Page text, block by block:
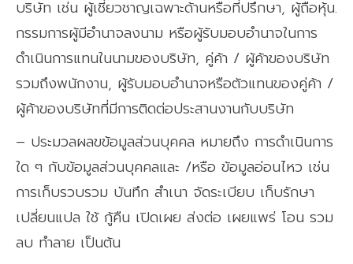
บริษัท เช่น ผู้เชี่ยวชาญเฉพาะด้านหรือที่ปรึกษา, ผู้ถือหุ้น.
กรรมการผู้มีอำนาจลงนาม หรือผู้รับมอบอำนาจในการ
ดำเนินการแทนในนามของบริษัท, คู่ค้า / ผู้ค้าของบริษัท
รวมถึงพนักงาน, ผู้รับมอบอำนาจหรือตัวแทนของคู่ค้า /
ผู้ค้าของบริษัทที่มีการติดต่อประสานงานกับบริษัท
– ประมวลผลขข้อมูลส่วนบุคคล หมายถึง การดำเนินการ
ใด ๆ กับข้อมูลส่วนบุคคลและ /หรือ ข้อมูลอ่อนไหว เช่น
การเก็บรวบรวม บันทึก สำเนา จัดระเบียบ เก็บรักษา
เปลี่ยนแปล ใช้ กู้คืน เปิดเผย ส่งต่อ เผยแพร่ โอน รวม
ลบ ทำลาย เป็นต้น